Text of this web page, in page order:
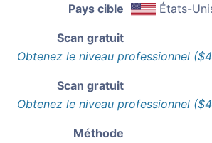
Pays cible États-
Scan gratuit
Obtenez le niveau professionnel
Scan gratuit
Obtenez le niveau professionnel
Méthode